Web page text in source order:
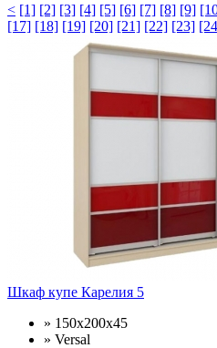
< [1] [2] [3] [4] [5] [6] [7] [8] [9]
[17] [18] [19] [20] [21] [22] [23]
Шкаф купе Карелия 5
» 150х200х45
» Versal